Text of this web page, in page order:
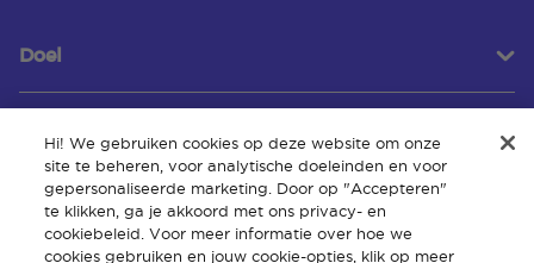
Doel
Klantenservice
Over
Hi! We gebruiken cookies op deze website om onze
site te beheren, voor analytische doeleinden en voor
gepersonaliseerde marketing. Door op "Accepteren"
te klikken, ga je akkoord met ons privacy- en
cookiebeleid. Voor meer informatie over hoe we
cookies gebruiken en jouw cookie-opties, klik op meer